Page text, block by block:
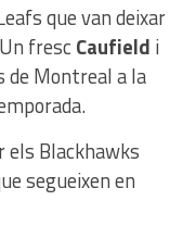
que van deixar
frescCaufield i
de Montreal a la
els Blackhawks
segueixen en